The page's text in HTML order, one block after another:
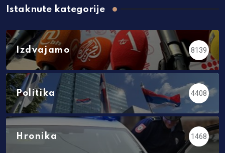
Istaknute kategorije
Izdvajamo 8139
Politika 4408
Hronika 1468